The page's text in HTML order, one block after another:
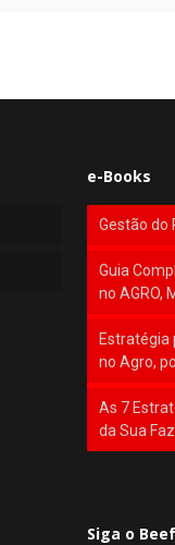
e-Books
Gestão do
Guia
no AGRO,
Estratégia
no Agro,
As 7
da Sua
Siga o